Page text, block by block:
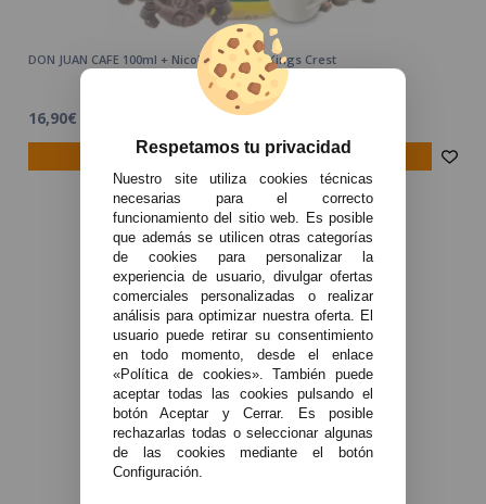
avísame
DON JUAN CAFE 100ml + Nicokits Gratis - Kings Crest
16,90€
Respetamos tu privacidad
Nuestro site utiliza cookies técnicas
necesarias para el correcto
funcionamiento del sitio web. Es posible
que además se utilicen otras categorías
de cookies para personalizar la
experiencia de usuario, divulgar ofertas
comerciales personalizadas o realizar
análisis para optimizar nuestra oferta. El
usuario puede retirar su consentimiento
en todo momento, desde el enlace
«Política de cookies». También puede
aceptar todas las cookies pulsando el
botón Aceptar y Cerrar. Es posible
rechazarlas todas o seleccionar algunas
de las cookies mediante el botón
Configuración.